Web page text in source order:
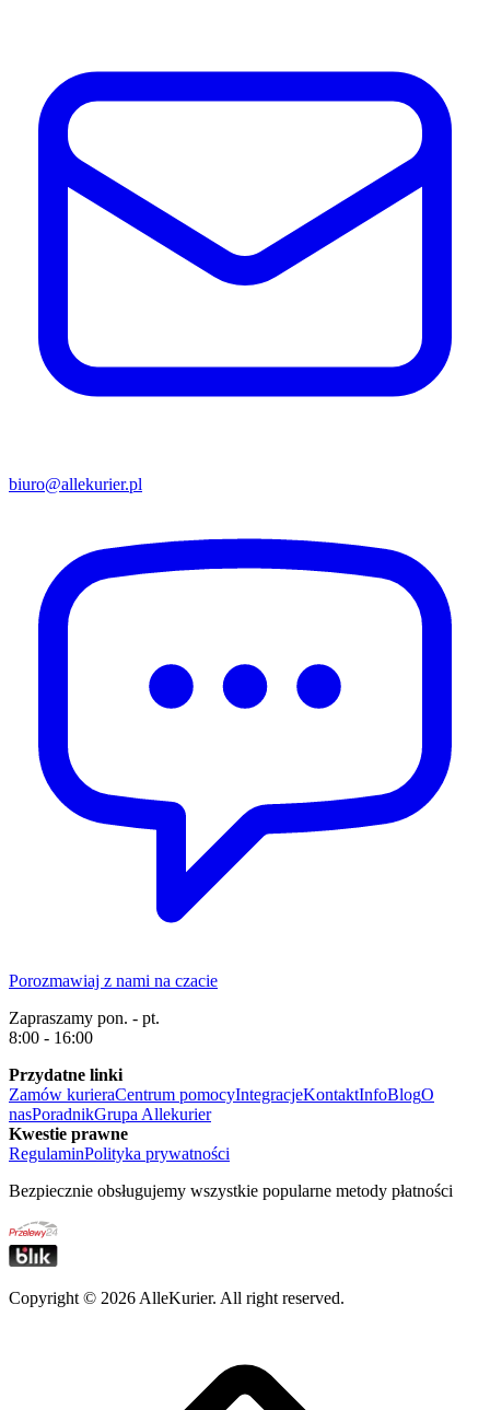
biuro@allekurier.pl
Porozmawiaj z nami na czacie
Zapraszamy pon. - pt.
8:00 - 16:00
Przydatne linki
Zamów kurieraCentrum pomocyIntegracjeKontaktInfoBlogO
nasPoradnikGrupa Allekurier
Kwestie prawne
RegulaminPolityka prywatności
Bezpiecznie obsługujemy wszystkie popularne metody płatności
Copyright © 2026 AlleKurier. All right reserved.